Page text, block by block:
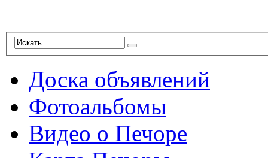
Доска объявлений
Фотоальбомы
Видео о Печоре